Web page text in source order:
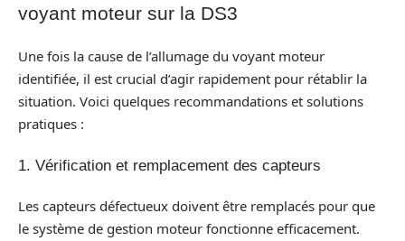
voyant moteur sur la DS3
Une fois la cause de l’allumage du voyant moteur
identifiée, il est crucial d’agir rapidement pour rétablir la
situation. Voici quelques recommandations et solutions
pratiques :
1. Vérification et remplacement des capteurs
Les capteurs défectueux doivent être remplacés pour que
le système de gestion moteur fonctionne efficacement.